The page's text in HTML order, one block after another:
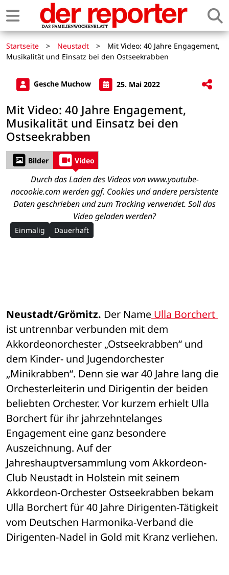
Startseite > Neustadt >
Mit Video: 40 Jahre Engagement,
Musikalität und Einsatz bei den Ostseekrabben
Gesche Muchow 25. Mai 2022
Mit Video: 40 Jahre Engagement,
Musikalität und Einsatz bei den
Ostseekrabben
Bilder Video
Durch das Laden des Videos von www.youtube-
nocookie.com werden ggf. Cookies und andere persistente
Daten geschrieben und zum Tracking verwendet. Soll das
Video geladen werden?
Einmalig Dauerhaft
Neustadt/Grömitz. Der Name
ist untrennbar verbunden mit dem
Akkordeonorchester „Ostseekrabben“ und
dem Kinder- und Jugendorchester
„Minikrabben“. Denn sie war 40 Jahre lang die
Orchesterleiterin und Dirigentin der beiden
beliebten Orchester. Vor kurzem erhielt Ulla
Borchert für ihr jahrzehntelanges
Engagement eine ganz besondere
Auszeichnung. Auf der
Jahreshauptversammlung vom Akkordeon-
Club Neustadt in Holstein mit seinem
Akkordeon-Orchester Ostseekrabben bekam
Ulla Borchert für 40 Jahre Dirigenten-Tätigkeit
vom Deutschen Harmonika-Verband die
Dirigenten-Nadel in Gold mit Kranz verliehen.